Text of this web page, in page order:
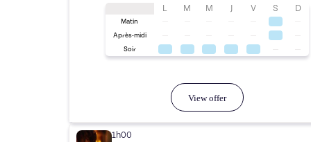
L M M J V S D
Matin
Après-midi
Soir
View offer
1h00